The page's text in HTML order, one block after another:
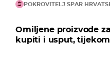
POKROVITELJ SPAR
Omiljene proizvode
kupiti i usput,